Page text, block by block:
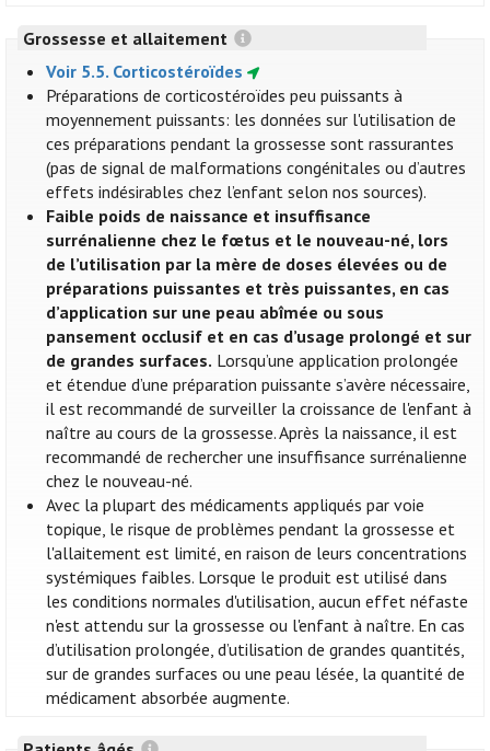
Grossesse et allaitement
Voir 5.5. Corticostéroïdes
Préparations de corticostéroïdes peu puissants à
moyennement puissants: les données sur l'utilisation de
ces préparations pendant la grossesse sont rassurantes
(pas de signal de malformations congénitales ou d’autres
effets indésirables chez l’enfant selon nos sources).
Faible poids de naissance et insuffisance
surrénalienne chez le fœtus et le nouveau-né, lors
de l’utilisation par la mère de doses élevées ou de
préparations puissantes et très puissantes, en cas
d’application sur une peau abîmée ou sous
pansement occlusif et en cas d’usage prolongé et sur
de grandes surfaces. Lorsqu’une application prolongée
et étendue d’une préparation puissante s’avère nécessaire,
il est recommandé de surveiller la croissance de l'enfant à
naître au cours de la grossesse. Après la naissance, il est
recommandé de rechercher une insuffisance surrénalienne
chez le nouveau-né.
Avec la plupart des médicaments appliqués par voie
topique, le risque de problèmes pendant la grossesse et
l'allaitement est limité, en raison de leurs concentrations
systémiques faibles. Lorsque le produit est utilisé dans
les conditions normales d'utilisation, aucun effet néfaste
n'est attendu sur la grossesse ou l'enfant à naître. En cas
d’utilisation prolongée, d’utilisation de grandes quantités,
sur de grandes surfaces ou une peau lésée, la quantité de
médicament absorbée augmente.